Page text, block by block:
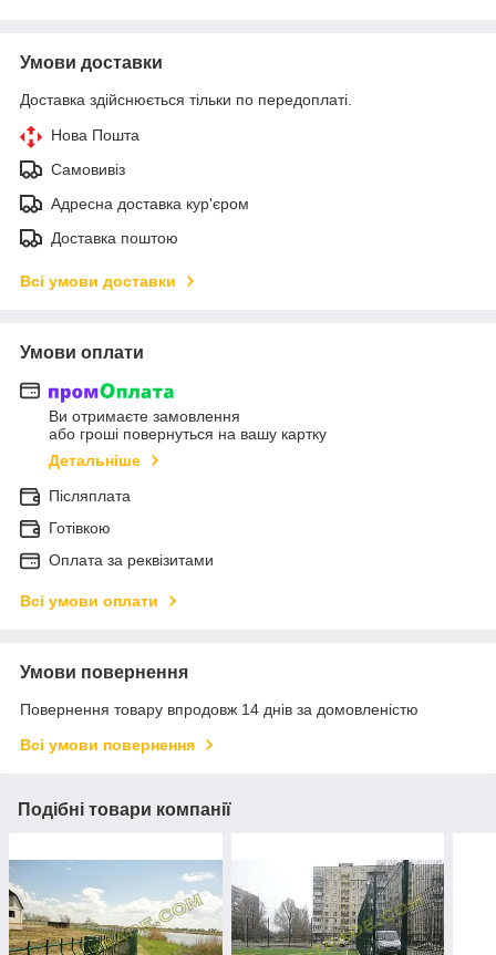
Умови доставки
Доставка здійснюється тільки по передоплаті.
Нова Пошта
Самовивіз
Адресна доставка кур'єром
Доставка поштою
Всі умови доставки
Умови оплати
Ви отримаєте замовлення
або гроші повернуться на вашу картку
Детальніше
Післяплата
Готівкою
Оплата за реквізитами
Всі умови оплати
Умови повернення
Повернення товару впродовж 14 днів за домовленістю
Всі умови повернення
Подібні товари компанії